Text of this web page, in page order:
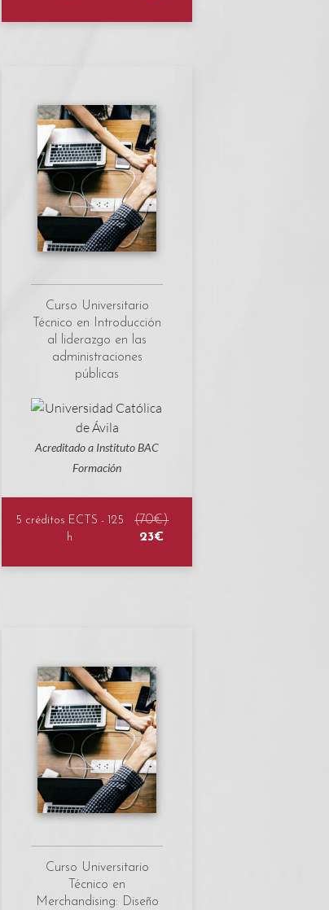
Curso Universitario
Técnico en Introducción
al liderazgo en las
administraciones
públicas
Acreditado a Instituto BAC
Formación
5 créditos ECTS - 125
h
(70€)
23€
Curso Universitario
Técnico en
Merchandising: Diseño